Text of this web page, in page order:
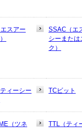
スアー
SSAC（エ
シーまたは
ク）
ィーシー
TCビット
（ツネ
TTL（ティ